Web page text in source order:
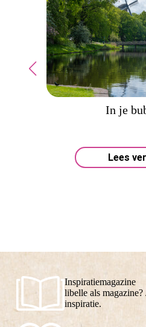
In je
Lees
Inspiratiemagazine
libelle als
inspiratie.